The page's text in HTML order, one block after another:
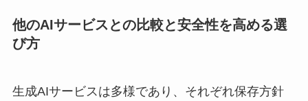
他のAIサービスとの比較と安全性を高める選
び方
生成AIサービスは多様であり、それぞれ保存方針